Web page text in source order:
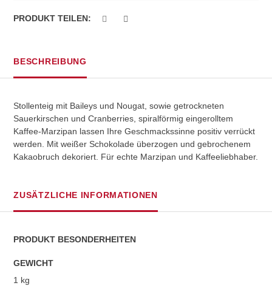
PRODUKT TEILEN:
BESCHREIBUNG
Stollenteig mit Baileys und Nougat, sowie getrockneten
Sauerkirschen und Cranberries, spiralförmig eingerolltem
Kaffee-Marzipan lassen Ihre Geschmackssinne positiv verrückt
werden. Mit weißer Schokolade überzogen und gebrochenem
Kakaobruch dekoriert. Für echte Marzipan und Kaffeeliebhaber.
ZUSÄTZLICHE INFORMATIONEN
PRODUKT BESONDERHEITEN
GEWICHT
1 kg